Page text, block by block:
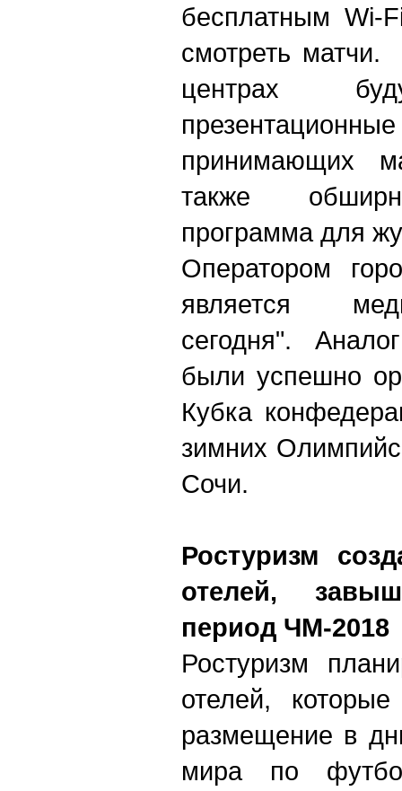
бесплатным Wi-
смотреть
центрах
принимающих
также
программа для
Оператором
является
сегодня".
были успешно
Кубка
зимних
Сочи.
Ростуризм
отелей,
период ЧМ-2018
Ростуризм
отелей,
размещение в
мира по